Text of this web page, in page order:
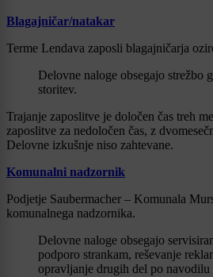
Blagajničar/natakar
Terme Lendava zaposli blagajničarja
Delovne naloge obsegajo strežbo
storitev.
Trajanje zaposlitve je določen čas treh
zaposlitve za nedoločen čas, z
Delovne izkušnje niso zahtevane.
Komunalni nadzornik
Podjetje Saubermacher – Komunala
komunalnega nadzornika.
Delovne naloge obsegajo
podporo strankam, reševanje
opravljanje drugih del po navodilu